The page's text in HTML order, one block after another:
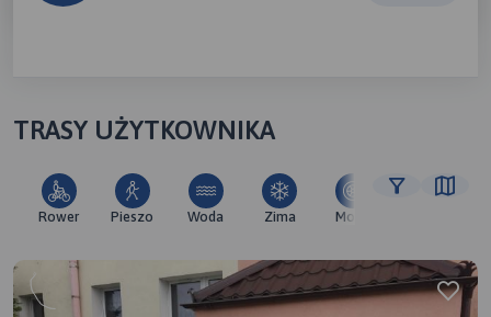
TRASY UŻYTKOWNIKA
Rower Pieszo Woda Zima Moto